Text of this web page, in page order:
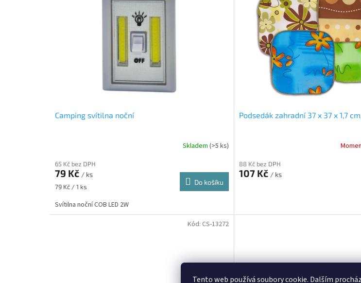
Tento web používá soubory cookie. Dalším
Camping svítilna noční
Skladem(>5 ks)
65 Kč bez DPH
79 Kč / ks
Měrná
79 Kč / 1 ks
Do košíku
Svítilna noční COB LED 2W
Podsedák zahradní 37 x 37 x 1,7
88 Kč bez DPH
107 Kč / ks
Kód: CS-13272